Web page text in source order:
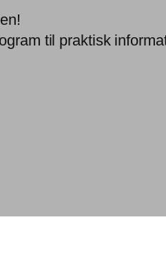
til praktisk